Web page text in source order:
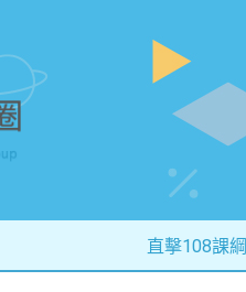
直擊108課綱